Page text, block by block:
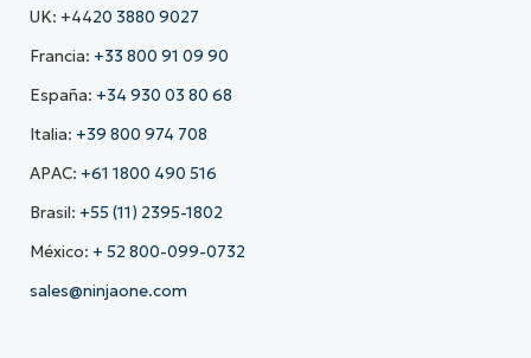
UK: +4420 3880 9027
Francia: +33 800 91 09 90
España: +34 930 03 80 68
Italia: +39 800 974 708
APAC: +61 1800 490 516
Brasil: +55 (11) 2395-1802
México: + 52 800-099-0732
sales@ninjaone.com